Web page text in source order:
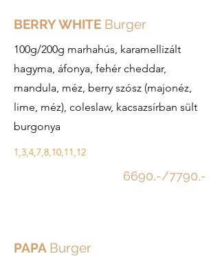
BERRY WHITE Burger
100g/200g marhahús, karamellizált
hagyma, áfonya, fehér cheddar,
mandula, méz, berry szósz (majonéz,
lime, méz), coleslaw, kacsazsírban sült
burgonya
1,3,4,7,8,10,11,12
6690,-/7790,-
PAPA Burger